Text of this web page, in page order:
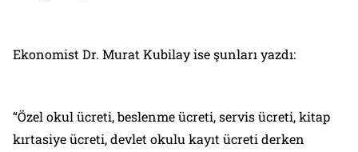
Ekonomist Dr. Murat Kubilay ise şunları yazdı:
“Özel okul ücreti, beslenme ücreti, servis ücreti, kitap
kırtasiye ücreti, devlet okulu kayıt ücreti derken